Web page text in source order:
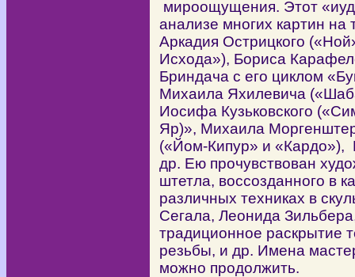
мироощущения. Этот
анализе многих картин
Аркадия Острицкого
Исхода»), Бориса
Бриндача с его циклом
Михаила Яхилевича
Иосифа Кузьковского
Яр)», Михаила
(«Йом-Кипур» и «Кардо»),
др. Ею прочувствован
штетла, воссозданного в
различных техниках в
Сегала, Леонида
традиционное раскрытие
резьбы, и др. Имена
можно продолжить.